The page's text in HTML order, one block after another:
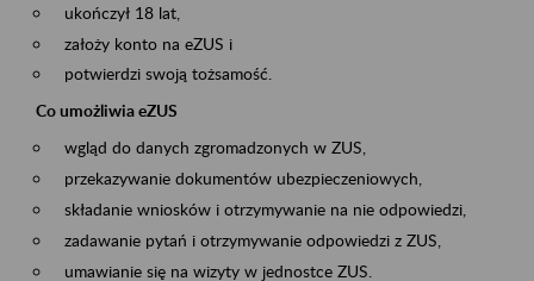
ukończył 18 lat,
założy konto na eZUS i
potwierdzi swoją tożsamość.
Co umożliwia eZUS
wgląd do danych zgromadzonych w ZUS,
przekazywanie dokumentów ubezpieczeniowych,
składanie wniosków i otrzymywanie na nie odpowiedzi,
zadawanie pytań i otrzymywanie odpowiedzi z ZUS,
umawianie się na wizyty w jednostce ZUS.